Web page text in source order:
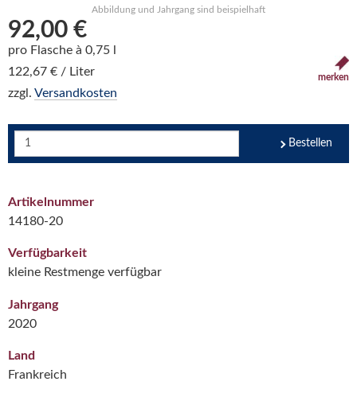
Abbildung und Jahrgang sind beispielhaft
92,00 €
pro Flasche à 0,75 l
122,67 € / Liter
zzgl. Versandkosten
merken
Bestellen
Artikelnummer
14180-20
Verfügbarkeit
kleine Restmenge verfügbar
Jahrgang
2020
Land
Frankreich